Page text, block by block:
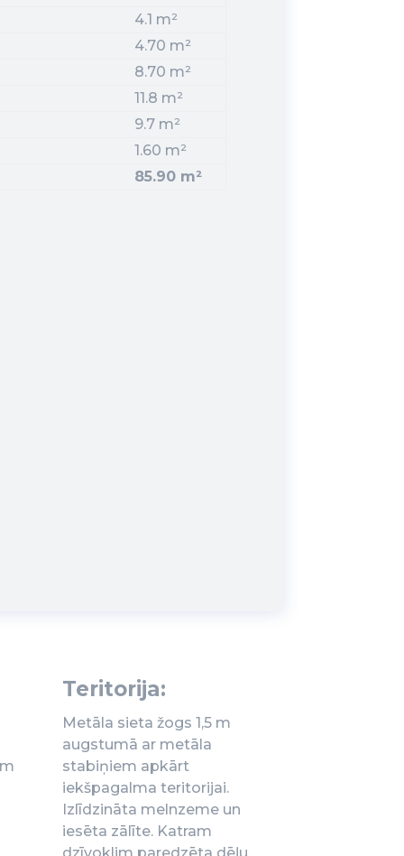
4.1 m²
4.70 m²
8.70 m²
11.8 m²
9.7 m²
1.60 m²
85.90 m²
Teritorija:
Metāla sieta žogs 1,5 m
augstumā ar metāla
stabiņiem apkārt
iekšpagalma teritorijai.
Izlīdzināta melnzeme un
iesēta zālīte. Katram